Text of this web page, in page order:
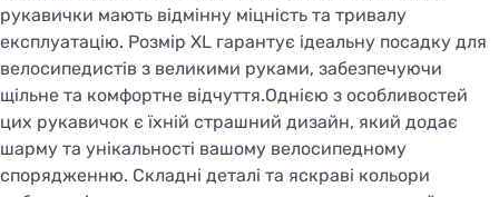
рукавички мають відмінну міцність та тривалу
експлуатацію. Розмір XL гарантує ідеальну посадку для
велосипедистів з великими руками, забезпечуючи
щільне та комфортне відчуття.Однією з особливостей
цих рукавичок є їхній страшний дизайн, який додає
шарму та унікальності вашому велосипедному
спорядженню. Складні деталі та яскраві кольори